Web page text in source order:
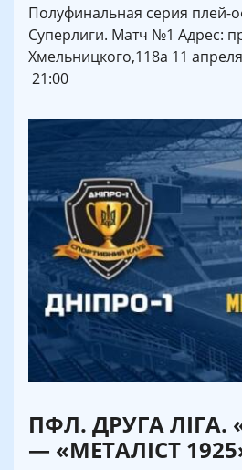
Полуфинальная серия плей-
Суперлиги. Матч №1 Адрес:
Хмельницкого,118а 11
21:00
ПФЛ. ДРУГА ЛІГА.
— «МЕТАЛІСТ